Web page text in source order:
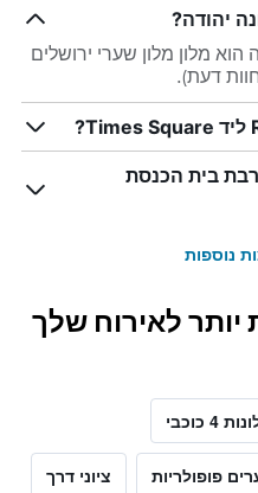
יהודה?
מלון מלון שערי ירושלים
בית הכנסת
נוספות
יותר לאירוח שלך
4 כוכבי
פופולריות ציוני דרך